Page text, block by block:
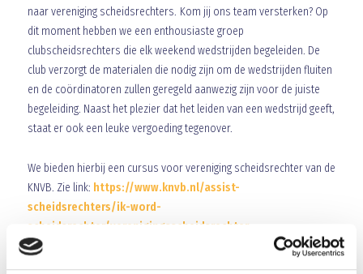
naar vereniging scheidsrechters. Kom jij ons team versterken? Op
dit moment hebben we een enthousiaste groep
clubscheidsrechters die elk weekend wedstrijden begeleiden. De
club verzorgt de materialen die nodig zijn om de wedstrijden fluiten
en de coördinatoren zullen geregeld aanwezig zijn voor de juiste
begeleiding. Naast het plezier dat het leiden van een wedstrijd geeft,
staat er ook een leuke vergoeding tegenover.
We bieden hierbij een cursus voor vereniging scheidsrechter van de
KNVB. Zie link: https://www.knvb.nl/assist-
scheidsrechters/ik-word-
scheidsrechter/verenigingsscheidsrechter
Ben jij: